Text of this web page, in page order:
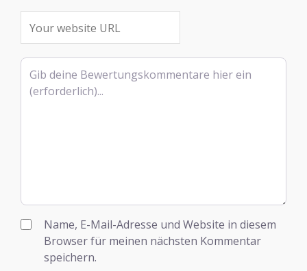
Rezensionstext
Name, E-Mail-Adresse und Website in diesem
Browser für meinen nächsten Kommentar
speichern.